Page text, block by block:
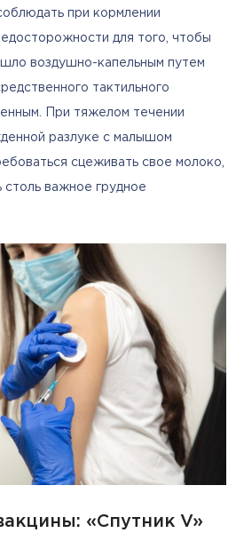
при кормлении
для того, чтобы
воздушно-капельным путем
тактильного
При тяжелом течении
разлуке с малышом
сцеживать свое молоко,
важное грудное
«Спутник V»